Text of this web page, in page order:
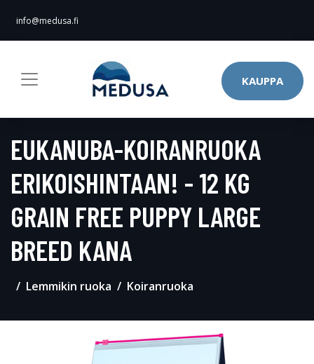
info@medusa.fi
KAUPPA
EUKANUBA-KOIRANRUOKA
ERIKOISHINTAAN! - 12 KG
GRAIN FREE PUPPY LARGE
BREED KANA
Lemmikin ruoka Koiranruoka